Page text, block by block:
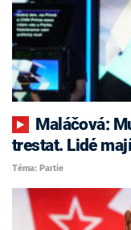
trestat. Lidé
Téma: Partie